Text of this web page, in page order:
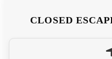
CLOSED